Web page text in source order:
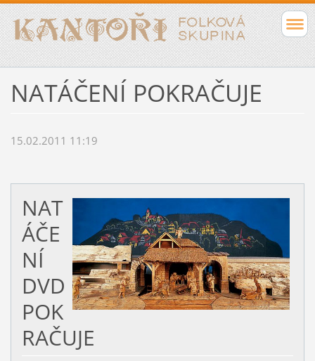
NATÁČENÍ POKRAČUJE
15.02.2011 11:19
NAT
ÁČE
NÍ
DVD
POK
RAČUJE